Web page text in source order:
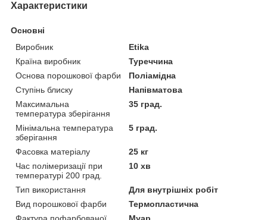
Характеристики
Основні
Виробник
Etika
Країна виробник
Туреччина
Основа порошкової фарби
Поліамідна
Ступінь блиску
Напівматова
Максимальна
температура зберігання
35 град.
Мінімальна температура
зберігання
5 град.
Фасовка матеріалу
25 кг
Час полімеризації при
температурі 200 град.
10 хв
Тип використання
Для внутрішніх робіт
Вид порошкової фарби
Термопластична